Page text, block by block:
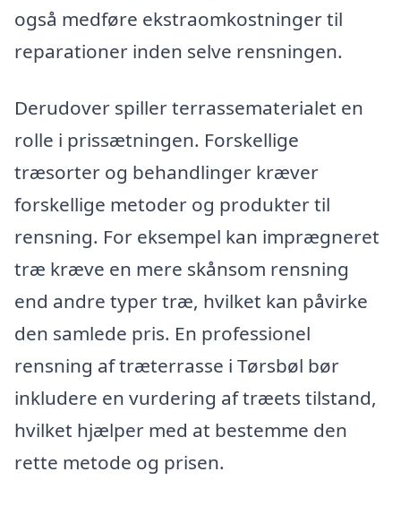
også medføre ekstraomkostninger til
reparationer inden selve rensningen.
Derudover spiller terrassematerialet en
rolle i prissætningen. Forskellige
træsorter og behandlinger kræver
forskellige metoder og produkter til
rensning. For eksempel kan imprægneret
træ kræve en mere skånsom rensning
end andre typer træ, hvilket kan påvirke
den samlede pris. En professionel
rensning af træterrasse i Tørsbøl bør
inkludere en vurdering af træets tilstand,
hvilket hjælper med at bestemme den
rette metode og prisen.